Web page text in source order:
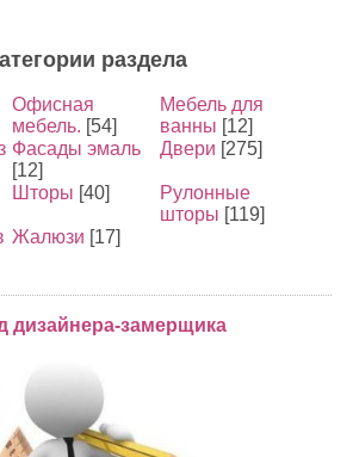
раздела
Офисная
мебель. [54]
Мебель для
ванны [12]
Фасады эмаль
[12]
Двери [275]
Шторы [40]
Рулонные
шторы [119]
Жалюзи [17]
дизайнера-замерщика